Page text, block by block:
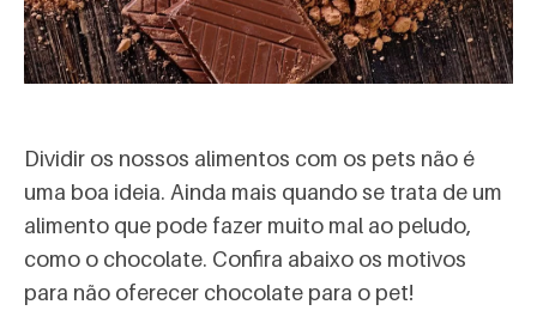
Dividir os nossos alimentos com os pets não é
uma boa ideia. Ainda mais quando se trata de um
alimento que pode fazer muito mal ao peludo,
como o chocolate. Confira abaixo os motivos
para não oferecer chocolate para o pet!